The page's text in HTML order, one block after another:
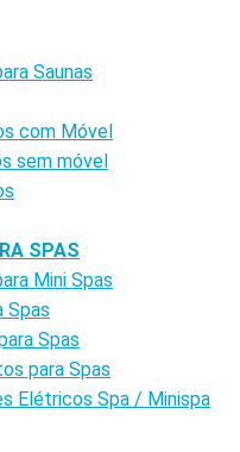
Saunas
com Móvel
sem móvel
SPAS
Mini Spas
Spas
Spas
para Spas
Elétricos Spa / Minispa